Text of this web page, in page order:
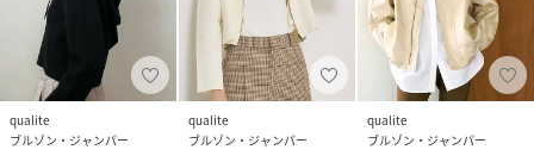
qualite
ブルゾン・ジャンパー
qualite
ブルゾン・ジャンパー
qualite
ブルゾン・ジャンパー